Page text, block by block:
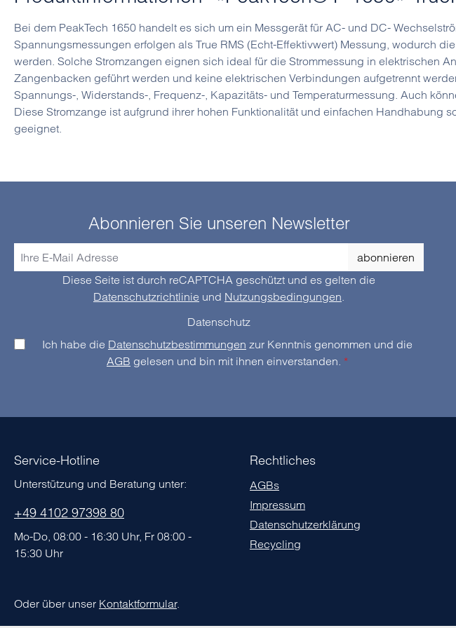
Bei dem PeakTech 1650 handelt es sich um ein Messgerät für AC- und DC-
Spannungsmessungen erfolgen als True RMS (Echt-Effektivwert) Messung, wodurch
werden. Solche Stromzangen eignen sich ideal für die Strommessung in elektrischen
Zangenbacken geführt werden und keine elektrischen Verbindungen aufgetrennt
Spannungs-, Widerstands-, Frequenz-, Kapazitäts- und Temperaturmessung. Auch
Diese Stromzange ist aufgrund ihrer hohen Funktionalität und einfachen
geeignet.
Abonnieren Sie unseren Newsletter
abonnieren
Diese Seite ist durch reCAPTCHA geschützt und es gelten die
Datenschutzrichtlinie und Nutzungsbedingungen.
Datenschutz
Ich habe die Datenschutzbestimmungen
AGB gelesen und bin mit ihnen einverstanden. *
Service-Hotline
Unterstützung und Beratung unter:
+49 4102 97398 80
Mo-Do, 08:00 - 16:30 Uhr, Fr 08:00 -
15:30 Uhr
Oder über unser Kontaktformular.
Rechtliches
AGBs
Impressum
Datenschutzerklärung
Recycling